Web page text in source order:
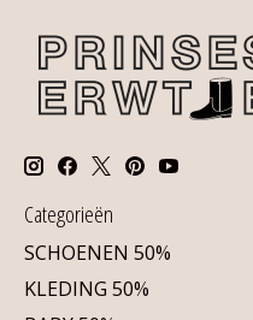
Categorieën
SCHOENEN 50%
KLEDING 50%